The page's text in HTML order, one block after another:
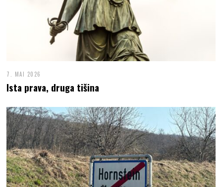
7. MAI 2026
Ista prava, druga tišina